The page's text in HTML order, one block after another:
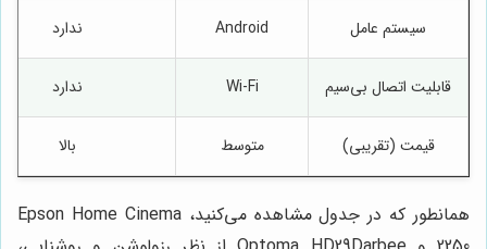
سیستم عامل Android ندارد
قابلیت اتصال بی‌سیم Wi-Fi ندارد
قیمت (تقریبی) متوسط بالا
همانطور که در جدول مشاهده می‌کنید، Epson Home Cinema